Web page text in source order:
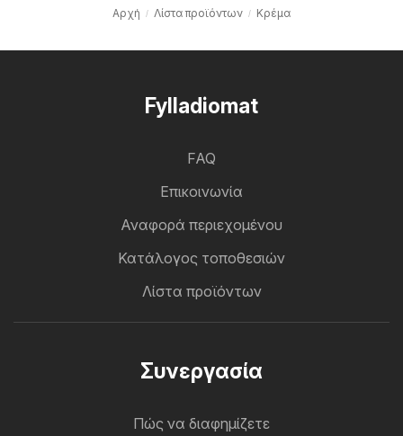
Αρχή Λίστα προϊόντων Κρέμα
Fylladiomat
FAQ
Επικοινωνία
Αναφορά περιεχομένου
Κατάλογος τοποθεσιών
Λίστα προϊόντων
Συνεργασία
Πώς να διαφημίζετε